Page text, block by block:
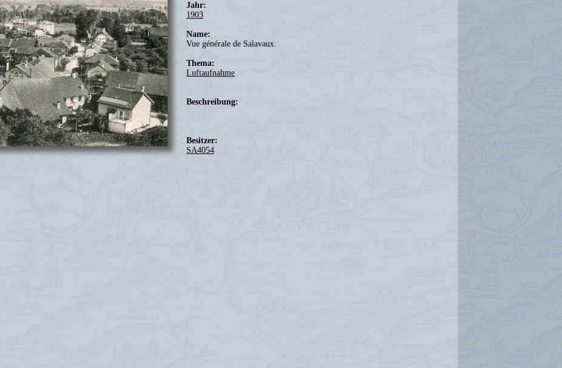
Jahr:
1903
Name:
Vue générale de Salavaux.
Thema:
Luftaufnahme
Beschreibung:
Besitzer:
SA4054